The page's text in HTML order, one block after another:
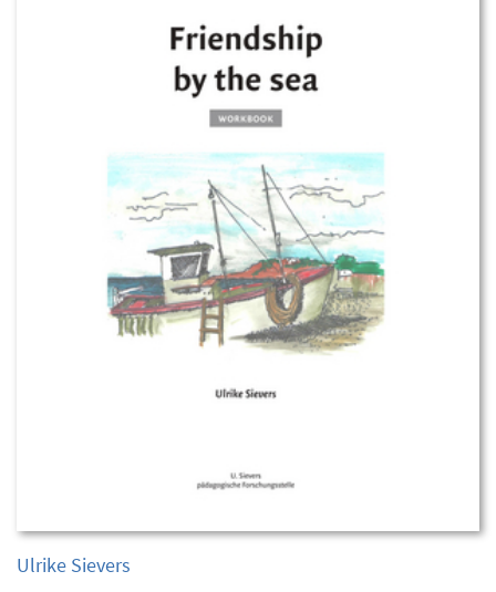
Ulrike Sievers